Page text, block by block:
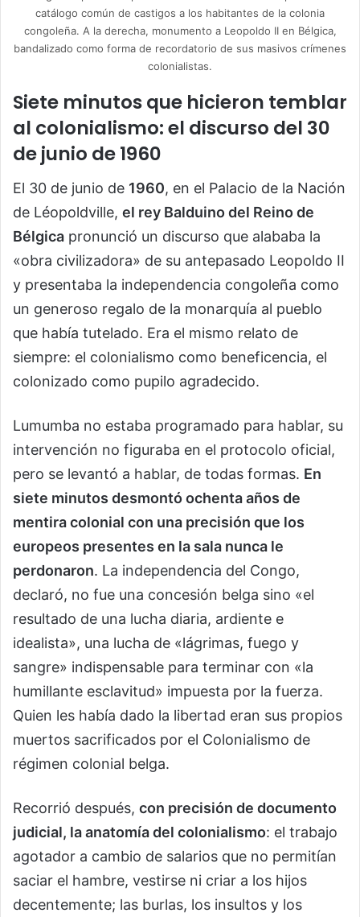
catálogo común de castigos a los habitantes de la colonia
congoleña. A la derecha, monumento a Leopoldo II en Bélgica,
bandalizado como forma de recordatorio de sus masivos crímenes
colonialistas.
Siete minutos que hicieron temblar
al colonialismo: el discurso del 30
de junio de 1960
El 30 de junio de 1960, en el Palacio de la Nación
de Léopoldville, el rey Balduino del Reino de
Bélgica pronunció un discurso que alababa la
«obra civilizadora» de su antepasado Leopoldo II
y presentaba la independencia congoleña como
un generoso regalo de la monarquía al pueblo
que había tutelado. Era el mismo relato de
siempre: el colonialismo como beneficencia, el
colonizado como pupilo agradecido.
Lumumba no estaba programado para hablar, su
intervención no figuraba en el protocolo oficial,
pero se levantó a hablar, de todas formas. En
siete minutos desmontó ochenta años de
mentira colonial con una precisión que los
europeos presentes en la sala nunca le
perdonaron. La independencia del Congo,
declaró, no fue una concesión belga sino «el
resultado de una lucha diaria, ardiente e
idealista», una lucha de «lágrimas, fuego y
sangre» indispensable para terminar con «la
humillante esclavitud» impuesta por la fuerza.
Quien les había dado la libertad eran sus propios
muertos sacrificados por el Colonialismo de
régimen colonial belga.
Recorrió después, con precisión de documento
judicial, la anatomía del colonialismo: el trabajo
agotador a cambio de salarios que no permitían
saciar el hambre, vestirse ni criar a los hijos
decentemente; las burlas, los insultos y los